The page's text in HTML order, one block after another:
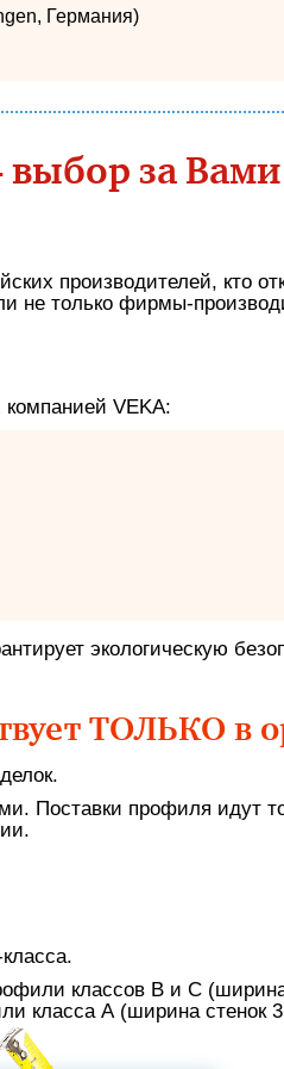
Германия)
за Вами
производителей, кто
не только фирмы-
VEKA:
экологическую
ТОЛЬКО в
Поставки профиля идут
классов В и С
класса А (ширина стенок